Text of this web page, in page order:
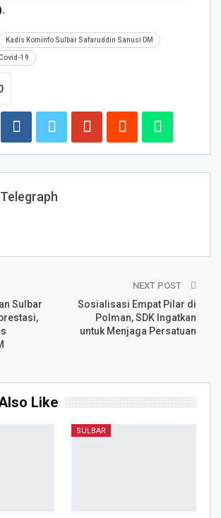
Kadis Kominfo Sulbar Safaruddin Sanusi DM
19
Telegraph
Sulbar
NEXT POST
Sosialisasi Empat Pilar di
Polman, SDK Ingatkan
untuk Menjaga Persatuan
Like
SULBAR